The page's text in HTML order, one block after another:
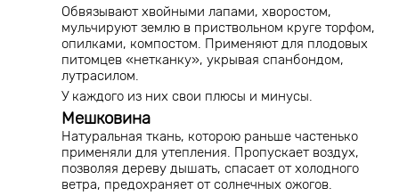
Обвязывают хвойными лапами, хворостом,
мульчируют землю в приствольном круге торфом,
опилками, компостом. Применяют для плодовых
питомцев «нетканку», укрывая спанбондом,
лутрасилом.
У каждого из них свои плюсы и минусы.
Мешковина
Натуральная ткань, которою раньше частенько
применяли для утепления. Пропускает воздух,
позволяя дереву дышать, спасает от холодного
ветра, предохраняет от солнечных ожогов.